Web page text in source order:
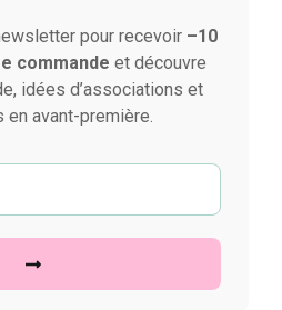
pour recevoir –10
commande et découvre
idées d’associations et
en avant-première.